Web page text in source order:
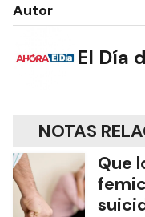
Autor
El Día
NOTAS
Que